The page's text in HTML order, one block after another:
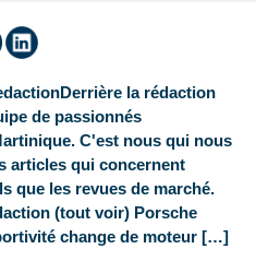
la rédaction
de passionnés
C'est nous qui nous
articles qui concernent
que les revues de marché.
(tout voir) Porsche
change de moteur […]